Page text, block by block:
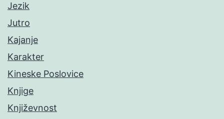
Jezik
Jutro
Kajanje
Karakter
Kineske Poslovice
Knjige
Književnost